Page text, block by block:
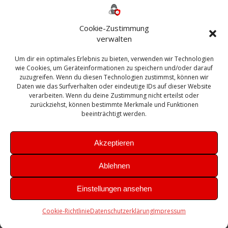
Cookie-Zustimmung
verwalten
Um dir ein optimales Erlebnis zu bieten, verwenden wir Technologien
wie Cookies, um Geräteinformationen zu speichern und/oder darauf
zuzugreifen. Wenn du diesen Technologien zustimmst, können wir
Daten wie das Surfverhalten oder eindeutige IDs auf dieser Website
verarbeiten. Wenn du deine Zustimmung nicht erteilst oder
zurückziehst, können bestimmte Merkmale und Funktionen
beeinträchtigt werden.
Akzeptieren
Ablehnen
Einstellungen ansehen
Cookie-RichtlinieDatenschutzerklärungImpressum
Bautagebuch
Exchange firewall Fritzbox
Microsoft
Sanierung SBS Security Server Sicherheit
Sicherung SIEM Sophos SSL Ubuntu
Update Upgrade UTM VCenter VCSA Veeam
VMWare VPN WAZUH Windows
Zertifikat
Theme